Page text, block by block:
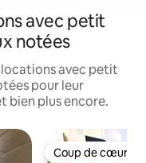
avec petit
notées
locations avec petit
pour leur
bien plus encore.
Coup de cœur
Coup de cœur